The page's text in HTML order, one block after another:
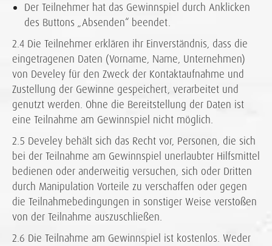
Der Teilnehmer hat das Gewinnspiel durch Anklicken
des Buttons „Absenden“ beendet.
2.4 Die Teilnehmer erklären ihr Einverständnis, dass die
eingetragenen Daten (Vorname, Name, Unternehmen)
von Develey für den Zweck der Kontaktaufnahme und
Zustellung der Gewinne gespeichert, verarbeitet und
genutzt werden. Ohne die Bereitstellung der Daten ist
eine Teilnahme am Gewinnspiel nicht möglich.
2.5 Develey behält sich das Recht vor, Personen, die sich
bei der Teilnahme am Gewinnspiel unerlaubter Hilfsmittel
bedienen oder anderweitig versuchen, sich oder Dritten
durch Manipulation Vorteile zu verschaffen oder gegen
die Teilnahmebedingungen in sonstiger Weise verstoßen
von der Teilnahme auszuschließen.
2.6 Die Teilnahme am Gewinnspiel ist kostenlos. Weder